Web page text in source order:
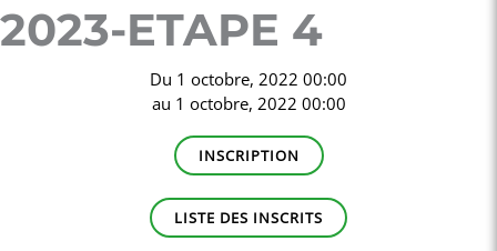
2023-ETAPE 4
Du 1 octobre, 2022 00:00
au 1 octobre, 2022 00:00
INSCRIPTION
LISTE DES INSCRITS